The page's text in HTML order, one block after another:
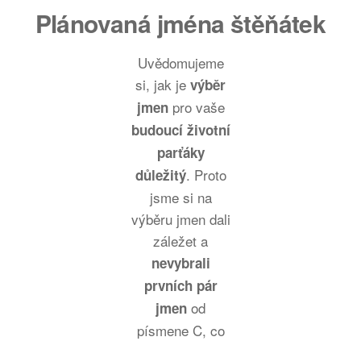
Plánovaná jména štěňátek
Uvědomujeme
si, jak je výběr
jmenpro vaše
budoucí životní
parťáky
důležitý. Proto
jsme si na
výběru jmen dali
záležet a
nevybrali
prvních pár
jmen od
písmene C, co